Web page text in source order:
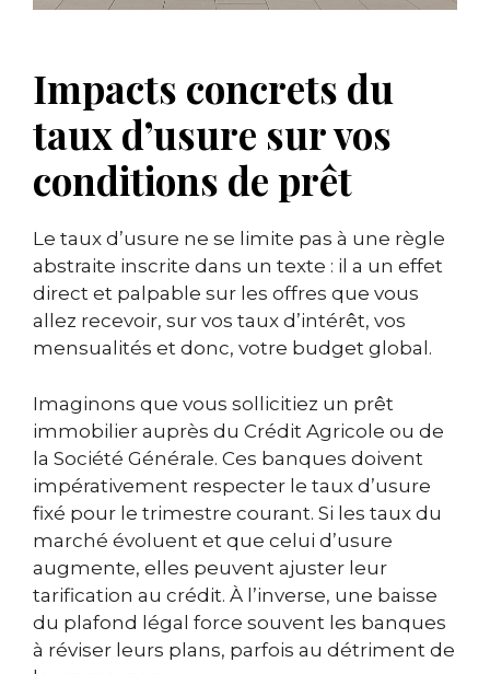
Impacts concrets du
taux d’usure sur vos
conditions de prêt
Le taux d’usure ne se limite pas à une règle
abstraite inscrite dans un texte : il a un effet
direct et palpable sur les offres que vous
allez recevoir, sur vos taux d’intérêt, vos
mensualités et donc, votre budget global.
Imaginons que vous sollicitiez un prêt
immobilier auprès du Crédit Agricole ou de
la Société Générale. Ces banques doivent
impérativement respecter le taux d’usure
fixé pour le trimestre courant. Si les taux du
marché évoluent et que celui d’usure
augmente, elles peuvent ajuster leur
tarification au crédit. À l’inverse, une baisse
du plafond légal force souvent les banques
à réviser leurs plans, parfois au détriment de